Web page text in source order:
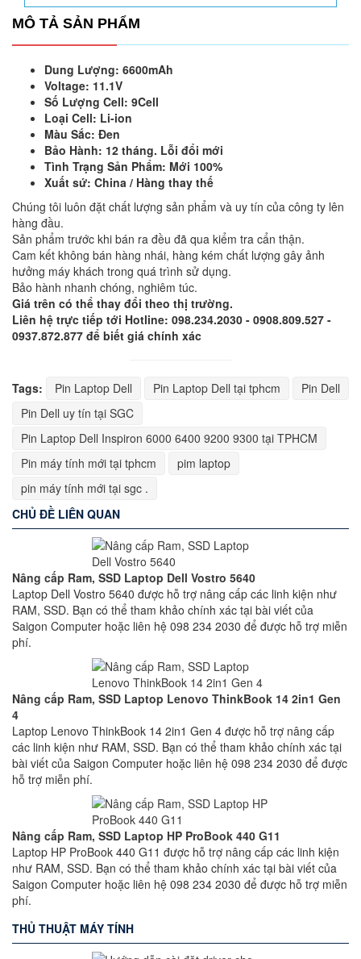
MÔ TẢ SẢN PHẨM
Dung Lượng: 6600mAh
Voltage: 11.1V
Số Lượng Cell: 9Cell
Loại Cell: Li-ion
Màu Sắc: Đen
Bảo Hành: 12 tháng. Lỗi đổi mới
Tình Trạng Sản Phẩm: Mới 100%
Xuất sứ: China / Hàng thay thế
Chúng tôi luôn đặt chất lượng sản phẩm và uy tín của công ty lên
hàng đầu.
Sản phẩm trước khi bán ra đều đã qua kiểm tra cẩn thận.
Cam kết không bán hàng nhái, hàng kém chất lượng gây ảnh
hưởng máy khách trong quá trình sử dụng.
Bảo hành nhanh chóng, nghiêm túc.
Giá trên có thể thay đổi theo thị trường.
Liên hệ trực tiếp tới Hotline: 098.234.2030 - 0908.809.527 -
0937.872.877 để biết giá chính xác
Tags: Pin Laptop Dell Pin Laptop Dell tại tphcm
Pin Dell
Pin Dell uy tín tại SGC
Pin Laptop Dell Inspiron 6000 6400 9200 9300 tại TPHCM
Pin máy tính mới tại tphcm
pim laptop
pin máy tính mới tại sgc .
CHỦ ĐỀ LIÊN QUAN
Nâng cấp Ram, SSD Laptop Dell Vostro 5640
Laptop Dell Vostro 5640 được hỗ trợ nâng cấp các linh kiện như
RAM, SSD. Bạn có thể tham khảo chính xác tại bài viết của
Saigon Computer hoặc liên hệ 098 234 2030 để được hỗ trợ miễn
phí.
Nâng cấp Ram, SSD Laptop Lenovo ThinkBook 14 2in1 Gen
4
Laptop Lenovo ThinkBook 14 2in1 Gen 4 được hỗ trợ nâng cấp
các linh kiện như RAM, SSD. Bạn có thể tham khảo chính xác tại
bài viết của Saigon Computer hoặc liên hệ 098 234 2030 để được
hỗ trợ miễn phí.
Nâng cấp Ram, SSD Laptop HP ProBook 440 G11
Laptop HP ProBook 440 G11 được hỗ trợ nâng cấp các linh kiện
như RAM, SSD. Bạn có thể tham khảo chính xác tại bài viết của
Saigon Computer hoặc liên hệ 098 234 2030 để được hỗ trợ miễn
phí.
THỦ THUẬT MÁY TÍNH